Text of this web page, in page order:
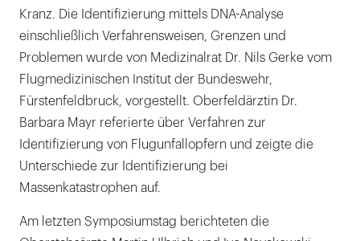
Kranz. Die Identifizierung mittels DNA-Analyse
einschließlich Verfahrensweisen, Grenzen und
Problemen wurde von Medizinalrat Dr. Nils Gerke vom
Flugmedizinischen Institut der Bundeswehr,
Fürstenfeldbruck, vorgestellt. Oberfeldärztin Dr.
Barbara Mayr referierte über Verfahren zur
Identifizierung von Flugunfallopfern und zeigte die
Unterschiede zur Identifizierung bei
Massenkatastrophen auf.
Am letzten Symposiumstag berichteten die